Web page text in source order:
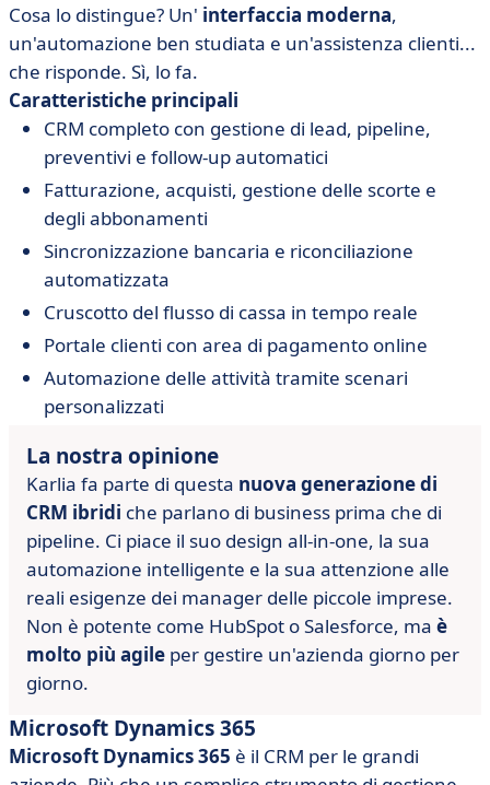
Cosa lo distingue? Un' interfaccia moderna,
un'automazione ben studiata e un'assistenza clienti...
che risponde. Sì, lo fa.
Caratteristiche principali
CRM completo con gestione di lead, pipeline,
preventivi e follow-up automatici
Fatturazione, acquisti, gestione delle scorte e
degli abbonamenti
Sincronizzazione bancaria e riconciliazione
automatizzata
Cruscotto del flusso di cassa in tempo reale
Portale clienti con area di pagamento online
Automazione delle attività tramite scenari
personalizzati
La nostra opinione
Karlia fa parte di questa nuova generazione di
CRM ibridi che parlano di business prima che di
pipeline. Ci piace il suo design all-in-one, la sua
automazione intelligente e la sua attenzione alle
reali esigenze dei manager delle piccole imprese.
Non è potente come HubSpot o Salesforce, ma è
molto più agile per gestire un'azienda giorno per
giorno.
Microsoft Dynamics 365
Microsoft Dynamics 365 è il CRM per le grandi